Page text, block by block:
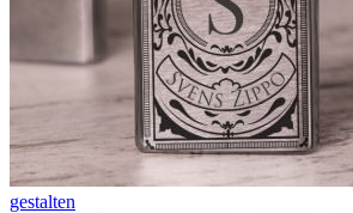
gestalten